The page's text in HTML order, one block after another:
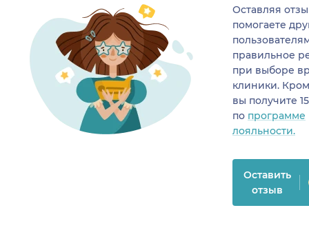
Оставляя
помогаете
правильное
при выборе
клиники.
вы получите
по программе
лояльности.
Оставить
отзыв